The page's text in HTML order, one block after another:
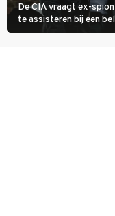
De CIA vraagt ex-
te assisteren bij een
degene die haar